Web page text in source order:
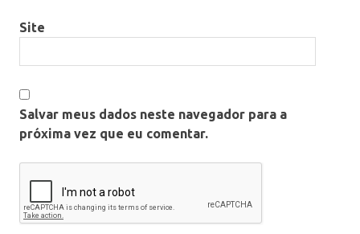
Site
Salvar meus dados neste navegador para a
próxima vez que eu comentar.